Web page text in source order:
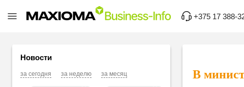
+375 17 388-
Новости
за сегодня за неделю за месяц В